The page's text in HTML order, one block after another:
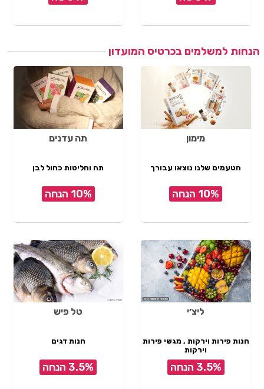
הנחות למשלמים בכרטיס המועדון
מימון
הטעמים שלנו נוצאו עבורך
10% הנחה
תה עדנים
תה וחליטות כחול לבן
10% הנחה
ליצ׳י
חנות פירות וירקות , מגשי פירות
וירקות
3.5% הנחה
טל פיש
חנות דגים
3.5% הנחה